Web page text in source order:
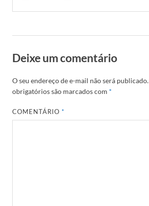
Deixe um comentário
O seu endereço de e-mail não será publicado.
obrigatórios são marcados com *
COMENTÁRIO*